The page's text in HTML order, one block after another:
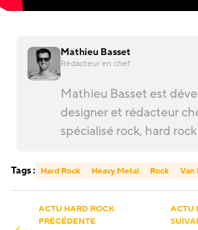
Mathieu Basset
Rédacteur en chef
Mathieu Basset est
designer et rédacteur
spécialisé rock, hard
Tags : Hard Rock Heavy Metal Rock Van
ACTU HARD ROCK
PRÉCÉDENTE
ACTU